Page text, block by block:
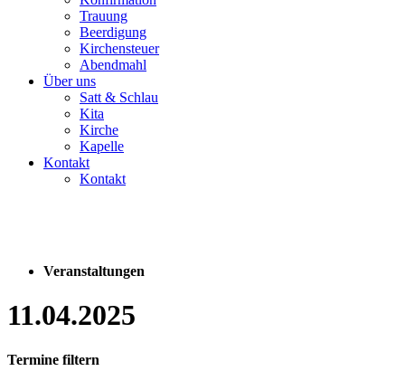
Trauung
Beerdigung
Kirchensteuer
Abendmahl
Über uns
Satt & Schlau
Kita
Kirche
Kapelle
Kontakt
Kontakt
Veranstaltungen
11.04.2025
Termine filtern